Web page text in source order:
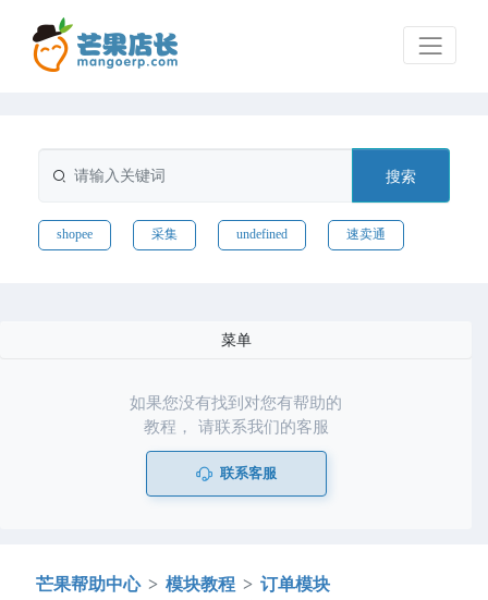
搜索
shopee 采集 undefined 速卖通
菜单
如果您没有找到对您有帮助的
教程， 请联系我们的客服
联系客服
芒果帮助中心 模块教程
订单模块